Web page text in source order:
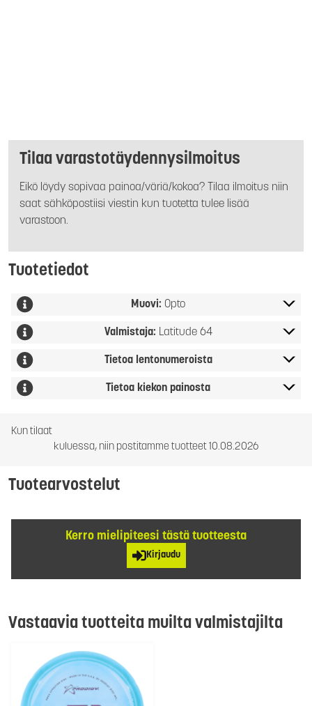
Tilaa varastotäydennysilmoitus
Eikö löydy sopivaa painoa/väriä/kokoa? Tilaa ilmoitus niin
saat sähköpostiisi viestin kun tuotetta tulee lisää
varastoon.
Tuotetiedot
Muovi: Opto
Valmistaja: Latitude 64
Tietoa lentonumeroista
Tietoa kiekon painosta
Kun tilaat
kuluessa, niin postitamme tuotteet 10.08.2026
Tuotearvostelut
Kerro mielipiteesi tästä tuotteesta
Kirjaudu
Vastaavia tuotteita muilta valmistajilta